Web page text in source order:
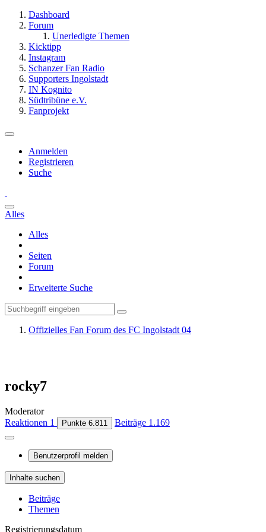
Dashboard
Forum
Unerledigte Themen
Kicktipp
Instagram
Schanzer Fan Radio
Supporters Ingolstadt
IN Kognito
Südtribüne e.V.
Fanprojekt
Anmelden
Registrieren
Suche
Alles
Alles
Seiten
Forum
Erweiterte Suche
Offizielles Fan Forum des FC Ingolstadt 04
rocky7
Moderator
Reaktionen 1 Punkte 6.811 Beiträge 1.169
Benutzerprofil melden
Inhalte suchen
Beiträge
Themen
Registrierungsdatum